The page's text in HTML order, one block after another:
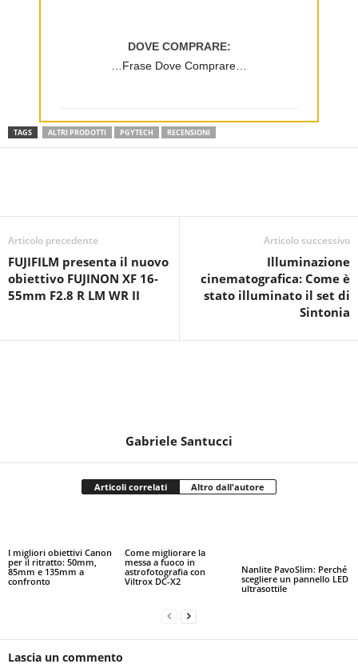
DOVE COMPRARE:
…Frase Dove Comprare…
TAGS ALTRI PRODOTTI PGYTECH RECENSIONI
Articolo precedente
FUJIFILM presenta il nuovo
obiettivo FUJINON XF 16-
55mm F2.8 R LM WR II
Articolo successivo
Illuminazione
cinematografica: Come è
stato illuminato il set di
Sintonia
Gabriele Santucci
Articoli correlati Altro dall'autore
I migliori obiettivi Canon
per il ritratto: 50mm,
85mm e 135mm a
confronto
Come migliorare la
messa a fuoco in
astrofotografia con
Viltrox DC-X2
Nanlite PavoSlim: Perché
scegliere un pannello LED
ultrasottile
Lascia un commento